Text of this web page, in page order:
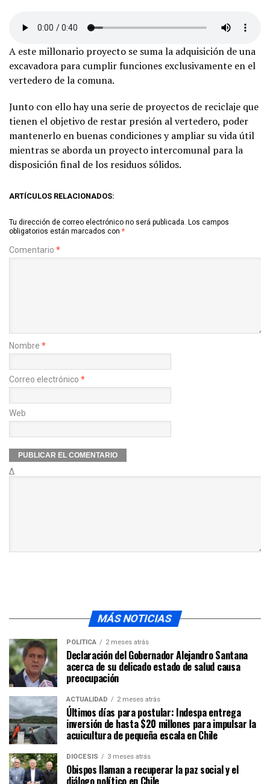
A este millonario proyecto se suma la adquisición de una
excavadora para cumplir funciones exclusivamente en el
vertedero de la comuna.
Junto con ello hay una serie de proyectos de reciclaje que
tienen el objetivo de restar presión al vertedero, poder
mantenerlo en buenas condiciones y ampliar su vida útil
mientras se aborda un proyecto intercomunal para la
disposición final de los residuos sólidos.
ARTÍCULOS RELACIONADOS:
Tu dirección de correo electrónico no será publicada. Los campos
obligatorios están marcados con *
Comentario *
Nombre *
Correo electrónico *
Web
Δ
MÁS NOTICIAS
POLÍTICA 2 meses atrás
Declaración del Gobernador Alejandro Santana
acerca de su delicado estado de salud causa
preocupación
ACTUALIDAD 2 meses atrás
Últimos días para postular: Indespa entrega
inversión de hasta $20 millones para impulsar la
acuicultura de pequeña escala en Chile
DIÓCESIS 3 meses atrás
Obispos llaman a recuperar la paz social y el
diálogo político en Chile